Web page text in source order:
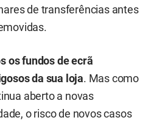
de transferências antes
os fundos de ecrã
da sua loja. Mas como
aberto a novas
o risco de novos casos